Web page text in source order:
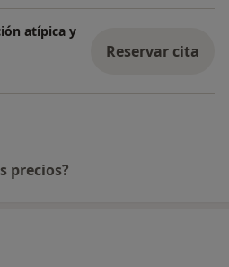
atípica y
Reservar cita
precios?